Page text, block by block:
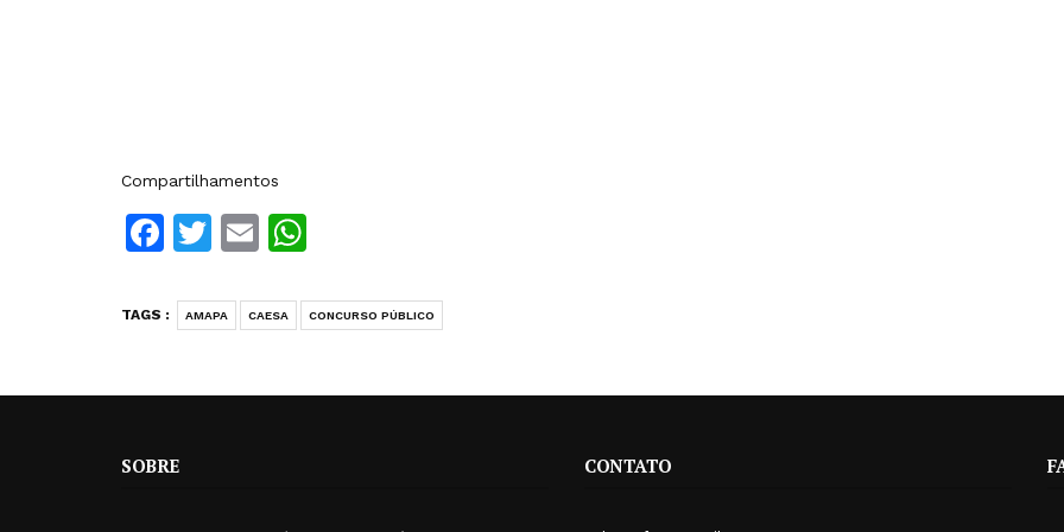
Compartilhamentos
Facebook
Twitter
Email
TAGS : AMAPA CAESA CONCURSO PÚBLICO
SOBRE CONTATO